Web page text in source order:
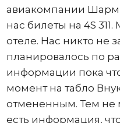
авиакомпании
нас билеты на 4S
отеле. Нас никто не
планировалось по
информации пока
момент на табло
отмененным. Тем не
есть информация,